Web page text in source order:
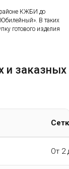
районе КЖБИ до
В таких
готового изделия
и заказных
От 2